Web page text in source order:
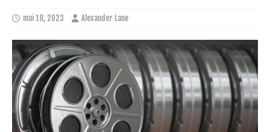
mai 18, 2023 Alexander Lane